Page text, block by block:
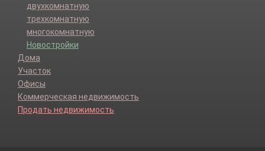
двухкомнатную
трехкомнатную
многокомнатную
Новостройки
Дома
Участок
Офисы
Коммерческая недвижимость
Продать недвижимость